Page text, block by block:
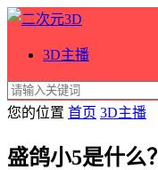
3D主播
您的位置 首页 3D主播
盛鸽小5是什么？